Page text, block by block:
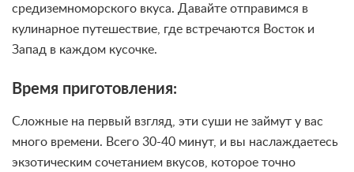
средиземноморского вкуса. Давайте отправимся в
кулинарное путешествие, где встречаются Восток и
Запад в каждом кусочке.
Время приготовления:
Сложные на первый взгляд, эти суши не займут у вас
много времени. Всего 30-40 минут, и вы наслаждаетесь
экзотическим сочетанием вкусов, которое точно